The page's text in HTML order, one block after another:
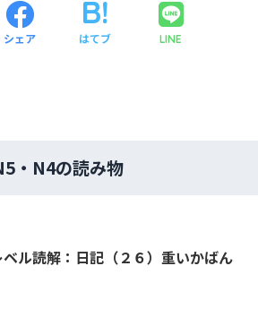
シェア はてブ LINE
・N4の読み物
ベル読解：日記（２６）重いかばん